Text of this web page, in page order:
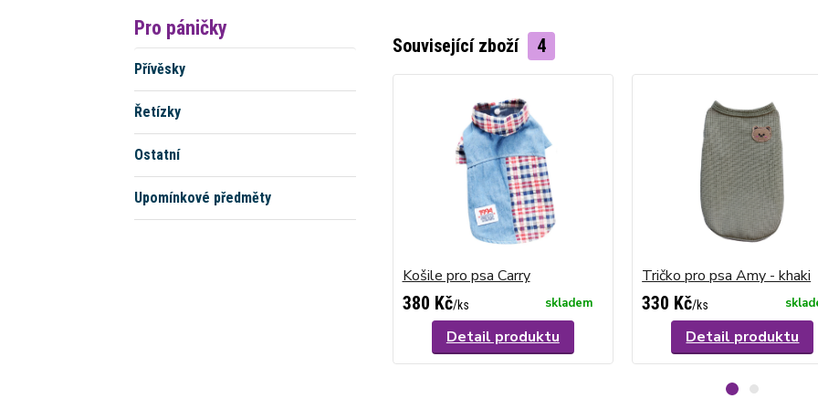
Pro páničky
Přívěsky
Řetízky
Ostatní
Upomínkové předměty
Související zboží 4
Košile pro psa Carry
380 Kč/ks skladem
Detail produktu
Tričko pro psa Amy - khaki
330 Kč/ks
Detail produktu